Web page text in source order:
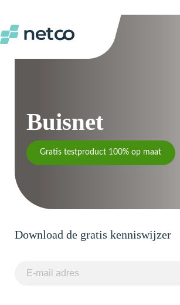
Buisnet
Gratis testproduct 100% op maat
Download de gratis kenniswijzer